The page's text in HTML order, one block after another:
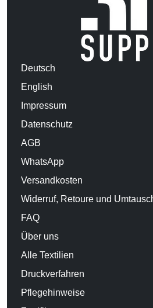
Deutsch
English
Impressum
Datenschutz
AGB
WhatsApp
Versandkosten
Widerruf, Retoure und
FAQ
Über uns
Alle Textilien
Druckverfahren
Pflegehinweise